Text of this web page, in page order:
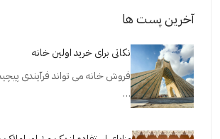
آخرین پست ها
نکاتی برای خرید اولین خانه
فروش خانه می تواند فرآیندی
…